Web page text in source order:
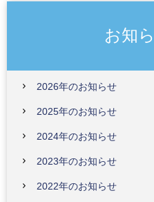
お知
2026年のお知らせ
2025年のお知らせ
2024年のお知らせ
2023年のお知らせ
2022年のお知らせ